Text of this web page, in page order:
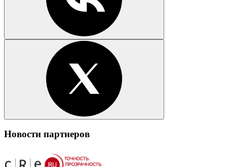
Новости партнеров